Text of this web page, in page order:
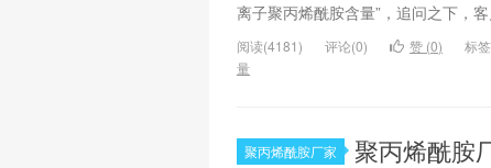
离子聚丙烯酰胺含量”，追问之下，
阅读(4181) 评论(0) 赞 (0) 标签
量
聚丙烯酰胺厂家 聚丙烯酰胺